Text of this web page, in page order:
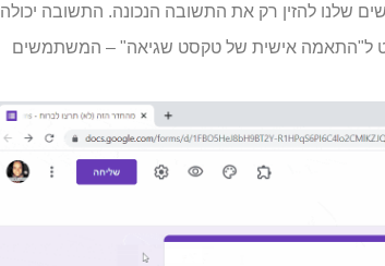
להזין רק את התשובה הנכונה. התשובה יכולה
ל"התאמה אישית של טקסט שגיאה" – המשתמשים